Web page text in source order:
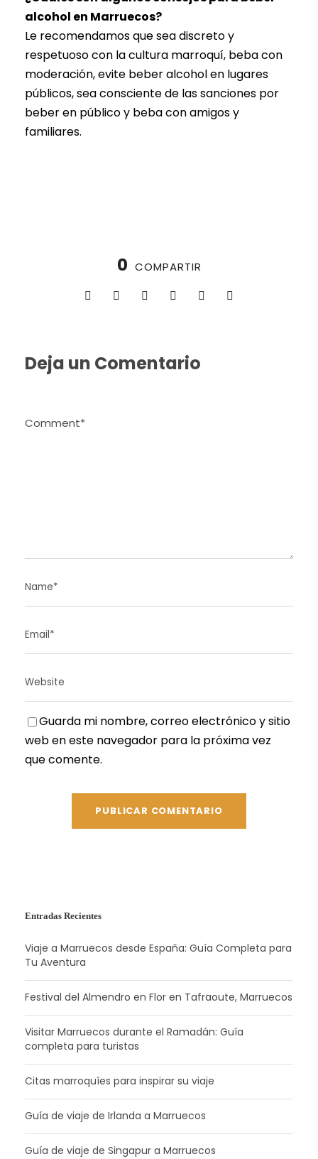
alcohol en Marruecos?
Le recomendamos que sea discreto y
respetuoso con la cultura marroquí, beba con
moderación, evite beber alcohol en lugares
públicos, sea consciente de las sanciones por
beber en público y beba con amigos y
familiares.
0 COMPARTIR
Deja un Comentario
Guarda mi nombre, correo electrónico y sitio
web en este navegador para la próxima vez
que comente.
Entradas Recientes
Viaje a Marruecos desde España: Guía Completa para
Tu Aventura
Festival del Almendro en Flor en Tafraoute, Marruecos
Visitar Marruecos durante el Ramadán: Guía
completa para turistas
Citas marroquíes para inspirar su viaje
Guía de viaje de Irlanda a Marruecos
Guía de viaje de Singapur a Marruecos